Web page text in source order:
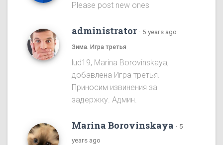
Please post new ones
administrator · 5 years ago
Зима. Игра третья
lud19, Marina Borovinskaya,
добавлена Игра третья.
Приносим извинения за
задержку. Админ.
Marina Borovinskaya · 5
years ago